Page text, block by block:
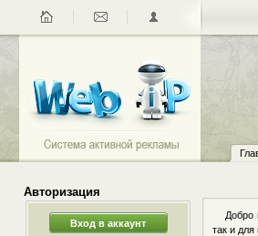
Авторизация
Добро
так и для